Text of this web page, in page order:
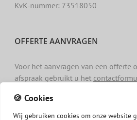
🍪 Cookies
Wij gebruiken cookies om onze website
KvK-nummer: 73518050
OFFERTE AANVRAGEN
Voor het aanvragen van een offerte
afspraak gebruikt u het